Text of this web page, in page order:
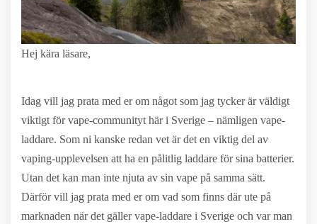
Hej kära läsare,
Idag vill jag prata med er om något som jag tycker är väldigt
viktigt för vape-communityt här i Sverige – nämligen vape-
laddare. Som ni kanske redan vet är det en viktig del av
vaping-upplevelsen att ha en pålitlig laddare för sina batterier.
Utan det kan man inte njuta av sin vape på samma sätt.
Därför vill jag prata med er om vad som finns där ute på
marknaden när det gäller vape-laddare i Sverige och var man